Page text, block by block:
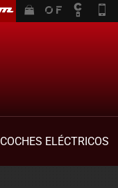
COCHES ELÉCTRICOS